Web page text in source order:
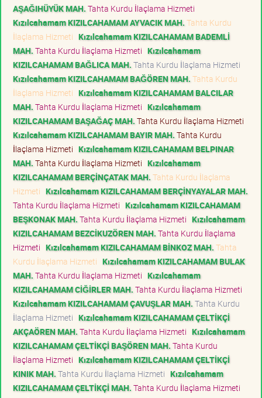
AŞAĞIHÜYÜK MAH. Tahta Kurdu İlaçlama Hizmeti
Kızılcahamam KIZILCAHAMAM AYVACIK MAH. Tahta Kurdu
İlaçlama Hizmeti Kızılcahamam KIZILCAHAMAM BADEMLİ
MAH. Tahta Kurdu İlaçlama Hizmeti Kızılcahamam
KIZILCAHAMAM BAĞLICA MAH. Tahta Kurdu İlaçlama Hizmeti
Kızılcahamam KIZILCAHAMAM BAĞÖREN MAH. Tahta Kurdu
İlaçlama Hizmeti Kızılcahamam KIZILCAHAMAM BALCILAR
MAH. Tahta Kurdu İlaçlama Hizmeti Kızılcahamam
KIZILCAHAMAM BAŞAĞAÇ MAH. Tahta Kurdu İlaçlama Hizmeti
Kızılcahamam KIZILCAHAMAM BAYIR MAH. Tahta Kurdu
İlaçlama Hizmeti Kızılcahamam KIZILCAHAMAM BELPINAR
MAH. Tahta Kurdu İlaçlama Hizmeti Kızılcahamam
KIZILCAHAMAM BERÇİNÇATAK MAH. Tahta Kurdu İlaçlama
Hizmeti Kızılcahamam KIZILCAHAMAM BERÇİNYAYALAR MAH.
Tahta Kurdu İlaçlama Hizmeti Kızılcahamam KIZILCAHAMAM
BEŞKONAK MAH. Tahta Kurdu İlaçlama Hizmeti Kızılcahamam
KIZILCAHAMAM BEZCİKUZÖREN MAH. Tahta Kurdu İlaçlama
Hizmeti Kızılcahamam KIZILCAHAMAM BİNKOZ MAH. Tahta
Kurdu İlaçlama Hizmeti Kızılcahamam KIZILCAHAMAM BULAK
MAH. Tahta Kurdu İlaçlama Hizmeti Kızılcahamam
KIZILCAHAMAM CİĞİRLER MAH. Tahta Kurdu İlaçlama Hizmeti
Kızılcahamam KIZILCAHAMAM ÇAVUŞLAR MAH. Tahta Kurdu
İlaçlama Hizmeti Kızılcahamam KIZILCAHAMAM ÇELTİKÇİ
AKÇAÖREN MAH. Tahta Kurdu İlaçlama Hizmeti Kızılcahamam
KIZILCAHAMAM ÇELTİKÇİ BAŞÖREN MAH. Tahta Kurdu
İlaçlama Hizmeti Kızılcahamam KIZILCAHAMAM ÇELTİKÇİ
KINIK MAH. Tahta Kurdu İlaçlama Hizmeti Kızılcahamam
KIZILCAHAMAM ÇELTİKÇİ MAH. Tahta Kurdu İlaçlama Hizmeti